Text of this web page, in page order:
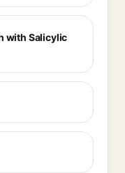
with Salicylic